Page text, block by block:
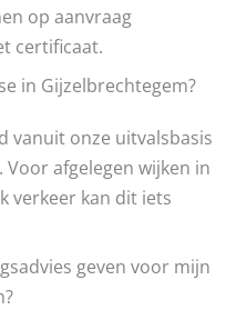
op aanvraag
certificaat.
in Gijzelbrechtegem?
vanuit onze uitvalsbasis
afgelegen wijken in
verkeer kan dit iets
geven voor mijn